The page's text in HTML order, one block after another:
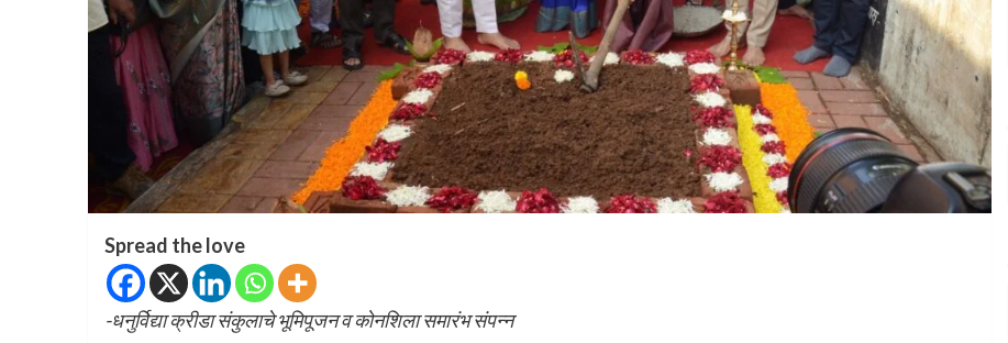
Spread the love
-धनुर्विद्या क्रीडा संकुलाचे भूमिपूजन व कोनशिला समारंभ संपन्न